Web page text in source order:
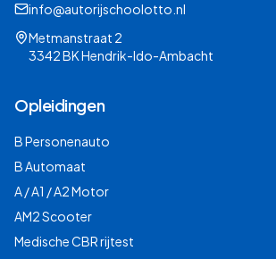
info@autorijschoolotto.nl
Metmanstraat 2
3342 BK Hendrik-Ido-Ambacht
Opleidingen
B Personenauto
B Automaat
A / A1 / A2 Motor
AM2 Scooter
Medische CBR rijtest